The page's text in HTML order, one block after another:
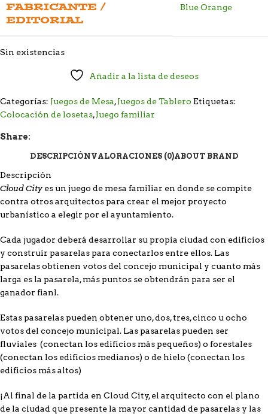
FABRICANTE /
EDITORIAL
Blue Orange
Sin existencias
Añadir a la lista de deseos
Categorías: Juegos de Mesa,Juegos de Tablero Etiquetas:
Colocación de losetas,Juego familiar
Share:
DESCRIPCIÓNVALORACIONES (0)ABOUT BRAND
Descripción
Cloud Cityes un juego de mesa familiar en donde se compite
contra otros arquitectos para crear el mejor proyecto
urbanístico a elegir por el ayuntamiento.
Cada jugador deberá desarrollar su propia ciudad con edificios
y construir pasarelas para conectarlos entre ellos. Las
pasarelas obtienen votos del concejo municipal y cuanto más
larga es la pasarela, más puntos se obtendrán para ser el
ganador fianl.
Estas pasarelas pueden obtener uno, dos, tres, cinco u ocho
votos del concejo municipal. Las pasarelas pueden ser
fluviales (conectan los edificios más pequeños) o forestales
(conectan los edificios medianos) o de hielo (conectan los
edificios más altos)
¡Al final de la partida en Cloud City, el arquitecto con el plano
de la ciudad que presente la mayor cantidad de pasarelas y las